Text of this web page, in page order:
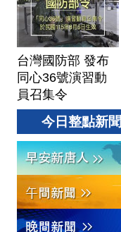
台灣國防部 發布
同心36號演習動
員召集令
今日整點新聞